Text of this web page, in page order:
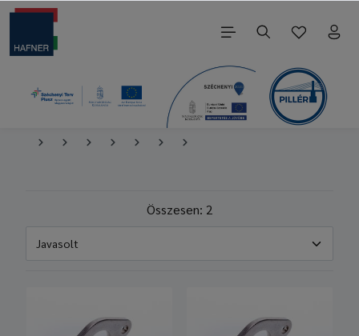
Összesen: 2